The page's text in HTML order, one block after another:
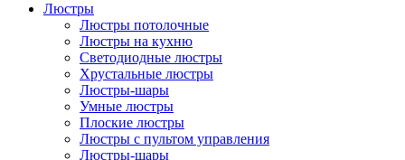
Люстры
Люстры потолочные
Люстры на кухню
Светодиодные люстры
Хрустальные люстры
Люстры-шары
Умные люстры
Плоские люстры
Люстры с пультом управления
Люстры-шары